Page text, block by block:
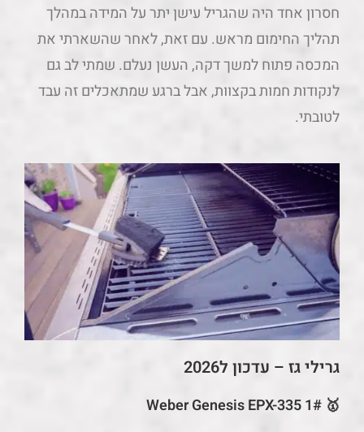
חסרון אחד היה שהגריל עישן יתר על המידה במהלך
תהליך החימום מראש. עם זאת, לאחר שהשארתי את
המכסה פתוח למשך דקה, העשן נעלם. שמתי לב גם
לנקודות חמות בקצוות, אבל ברגע שמתאכלים זה עבד
לטובתי.
גרילי גז – עדכון ל2026
🥇 1# Weber Genesis EPX-335